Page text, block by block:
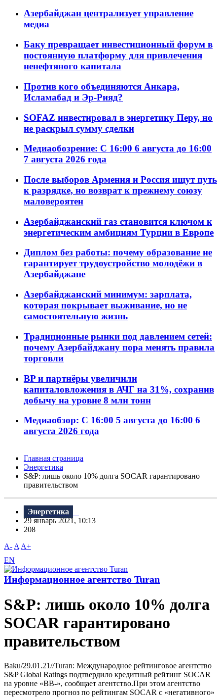
Азербайджан централизует управление
медиа
Баку превращает инвестиционный форум в
постоянную платформу для привлечения
ненефтяного капитала
Против кого объединяются Анкара,
Исламабад и Эр-Рияд?
SOFAZ инвестировал в энергетику Перу, но
не раскрыл сумму сделки
Медиаобозрение: С 16:00 6 августа до 16:00
7 августа 2026 года
После выборов Армения и Россия ищут путь
к разрядке, но возврат к прежнему союзу
маловероятен
Азербайджанский газ становится ключом к
энергетическим амбициям Турции в Европе
Диплом без работы: почему образование не
гарантирует трудоустройство молодёжи в
Азербайджане
Азербайджанский минимум: зарплата,
которая покрывает выживание, но не
самостоятельную жизнь
Традиционные рынки под давлением сетей:
почему Азербайджану пора менять правила
торговли
BP и партнёры увеличили
капиталовложения в АЧГ на 31%, сохранив
добычу на уровне 8 млн тонн
Медиаобзор: С 16:00 5 августа до 16:00 6
августа 2026 года
Главная страница
Энергетика
S&P: лишь около 10% долга SOCAR гарантировано
правительством
Энергетика
29 январь 2021, 10:13
208
A- A A+
EN
Информационное агентство Turan
S&P: лишь около 10% долга
SOCAR гарантировано
правительством
Baku/29.01.21//Turan: Международное рейтинговое агентство
S&P Global Ratings подтвердило кредитный рейтинг SOCAR
на уровне «BB-», сообщает агентство.При этом агентство
пересмотрело прогноз по рейтингам SOCAR с «негативного»